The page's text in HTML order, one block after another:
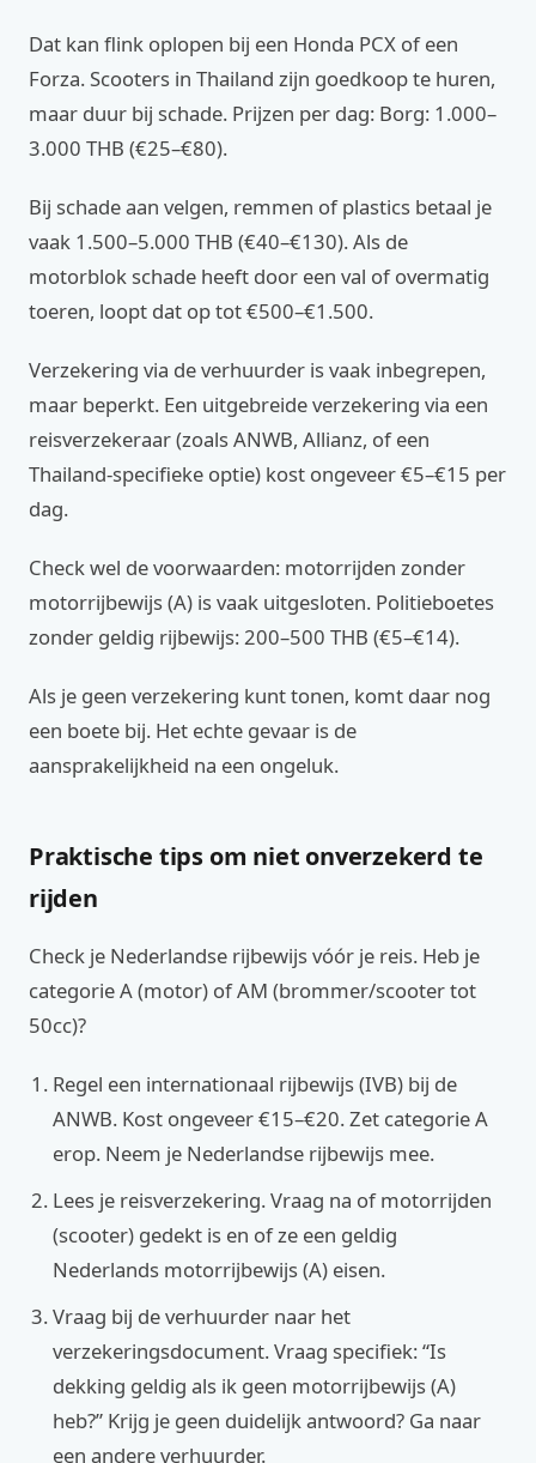
Dat kan flink oplopen bij een Honda PCX of een
Forza. Scooters in Thailand zijn goedkoop te huren,
maar duur bij schade. Prijzen per dag: Borg: 1.000–
3.000 THB (€25–€80).
Bij schade aan velgen, remmen of plastics betaal je
vaak 1.500–5.000 THB (€40–€130). Als de
motorblok schade heeft door een val of overmatig
toeren, loopt dat op tot €500–€1.500.
Verzekering via de verhuurder is vaak inbegrepen,
maar beperkt. Een uitgebreide verzekering via een
reisverzekeraar (zoals ANWB, Allianz, of een
Thailand-specifieke optie) kost ongeveer €5–€15 per
dag.
Check wel de voorwaarden: motorrijden zonder
motorrijbewijs (A) is vaak uitgesloten. Politieboetes
zonder geldig rijbewijs: 200–500 THB (€5–€14).
Als je geen verzekering kunt tonen, komt daar nog
een boete bij. Het echte gevaar is de
aansprakelijkheid na een ongeluk.
Praktische tips om niet onverzekerd te
rijden
Check je Nederlandse rijbewijs vóór je reis. Heb je
categorie A (motor) of AM (brommer/scooter tot
50cc)?
Regel een internationaal rijbewijs (IVB) bij de
ANWB. Kost ongeveer €15–€20. Zet categorie A
erop. Neem je Nederlandse rijbewijs mee.
Lees je reisverzekering. Vraag na of motorrijden
(scooter) gedekt is en of ze een geldig
Nederlands motorrijbewijs (A) eisen.
Vraag bij de verhuurder naar het
verzekeringsdocument. Vraag specifiek: “Is
dekking geldig als ik geen motorrijbewijs (A)
heb?” Krijg je geen duidelijk antwoord? Ga naar
een andere verhuurder.